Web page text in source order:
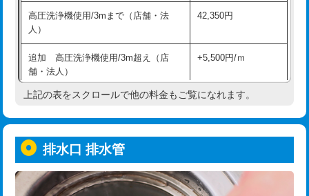
給水管工事※（保温材使用（バンド止
め込み）)
5,500円
給水管工事※（土の掘削・埋め戻し作
業)
11,000円
給水管工事※（塩ビ管（VP・HI）使
用/3ｍまで)
用（追加）/3ｍ超え)
給水管工事※（ライニング鋼管・銅
管・ポリ管・HT管使用/3ｍまで)
44,000円
高圧洗浄機使用/3mまで（店舗・法
人）
42,350円
追加 高圧洗浄機使用/3m超え（店
舗・法人）
+5,500円/ｍ
高度高圧洗浄換 現地調査
トーラー機使用/3mまで
追加トーラー機使用/3m超え +3,300円
上記の表をスクロールで他の料金もご覧になれます。
排水口 排水管